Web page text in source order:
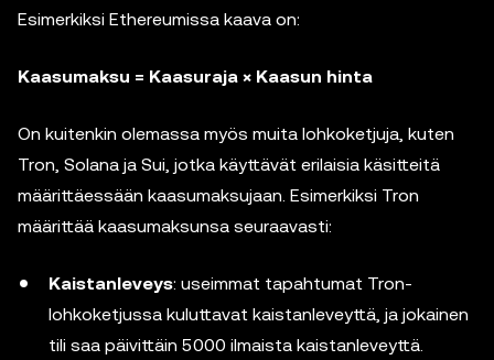
Esimerkiksi Ethereumissa kaava on:
Kaasumaksu = Kaasuraja × Kaasun hinta
On kuitenkin olemassa myös muita lohkoketjuja, kuten
Tron, Solana ja Sui, jotka käyttävät erilaisia käsitteitä
määrittäessään kaasumaksujaan. Esimerkiksi Tron
määrittää kaasumaksunsa seuraavasti:
Kaistanleveys: useimmat tapahtumat Tron-
lohkoketjussa kuluttavat kaistanleveyttä, ja jokainen
tili saa päivittäin 5000 ilmaista kaistanleveyttä.